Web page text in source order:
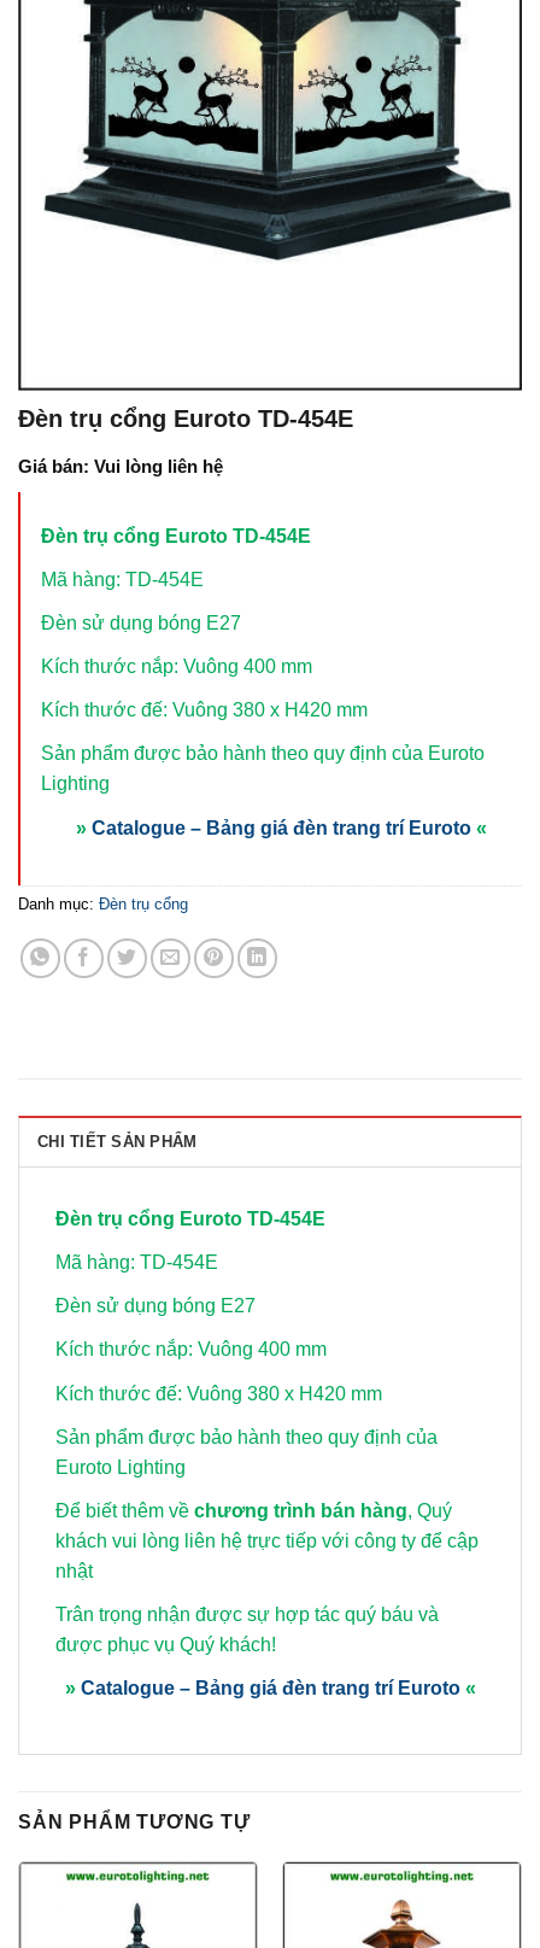
Đèn trụ cổng Euroto TD-454E
Giá bán: Vui lòng liên hệ
Đèn trụ cổng Euroto TD-454E
Mã hàng: TD-454E
Đèn sử dụng bóng E27
Kích thước nắp: Vuông 400 mm
Kích thước đế: Vuông 380 x H420 mm
Sản phẩm được bảo hành theo quy định của Euroto
Lighting
» Catalogue – Bảng giá đèn trang trí Euroto «
Danh mục: Đèn trụ cổng
CHI TIẾT SẢN PHẨM
Đèn trụ cổng Euroto TD-454E
Mã hàng: TD-454E
Đèn sử dụng bóng E27
Kích thước nắp: Vuông 400 mm
Kích thước đế: Vuông 380 x H420 mm
Sản phẩm được bảo hành theo quy định của
Euroto Lighting
Để biết thêm về chương trình bán hàng, Quý
khách vui lòng liên hệ trực tiếp với công ty để cập
nhật
Trân trọng nhận được sự hợp tác quý báu và
được phục vụ Quý khách!
» Catalogue – Bảng giá đèn trang trí Euroto «
SẢN PHẨM TƯƠNG TỰ